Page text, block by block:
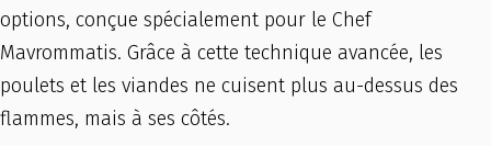
options, conçue spécialement pour le Chef
Mavrommatis. Grâce à cette technique avancée, les
poulets et les viandes ne cuisent plus au-dessus des
flammes, mais à ses côtés.